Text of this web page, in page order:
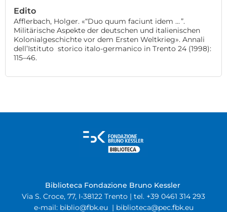
Edito
Afflerbach, Holger. «“Duo quum faciunt idem ... ”.
Militärische Aspekte der deutschen und italienischen
Kolonialgeschichte vor dem Ersten Weltkrieg». Annali
dell’Istituto storico italo-germanico in Trento 24 (1998):
115–46.
Biblioteca Fondazione Bruno Kessler
Via S. Croce, 77, I-38122 Trento | tel. +39 0461 314 293
e-mail: biblio@fbk.eu | biblioteca@pec.fbk.eu